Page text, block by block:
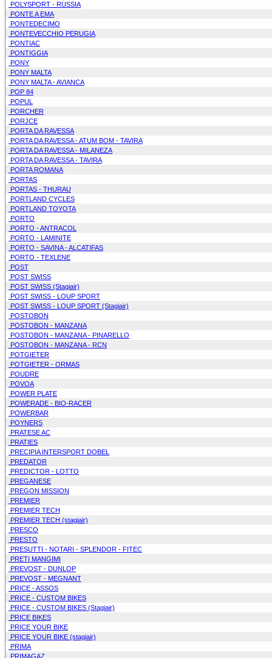
POLYSPORT - RUSSIA
PONTE A EMA
PONTEDECIMO
PONTEVECCHIO PERUGIA
PONTIAC
PONTIGGIA
PONY
PONY MALTA
PONY MALTA - AVIANCA
POP 84
POPUL
PORCHER
PORJCE
PORTA DA RAVESSA
PORTA DA RAVESSA - ATUM BOM - TAVIRA
PORTA DA RAVESSA - MILANEZA
PORTA DA RAVESSA - TAVIRA
PORTA ROMANA
PORTAS
PORTAS - THURAU
PORTLAND CYCLES
PORTLAND TOYOTA
PORTO
PORTO - ANTRACOL
PORTO - LAMINITE
PORTO - SAVINA - ALCATIFAS
PORTO - TEXLENE
POST
POST SWISS
POST SWISS (Stagiair)
POST SWISS - LOUP SPORT
POST SWISS - LOUP SPORT (Stagiair)
POSTOBON
POSTOBON - MANZANA
POSTOBON - MANZANA - PINARELLO
POSTOBON - MANZANA - RCN
POTGIETER
POTGIETER - ORMAS
POUDRE
POVOA
POWER PLATE
POWERADE - BIO-RACER
POWERBAR
POYNERS
PRATESE AC
PRATIES
PRECIPIA INTERSPORT DOBEL
PREDATOR
PREDICTOR - LOTTO
PREGANESE
PREGON MISSION
PREMIER
PREMIER TECH
PREMIER TECH (stagiair)
PRESCO
PRESTO
PRESUTTI - NOTARI - SPLENDOR - FITEC
PRETI MANGIMI
PREVOST - DUNLOP
PREVOST - MEGNANT
PRICE - ASSOS
PRICE - CUSTOM BIKES
PRICE - CUSTOM BIKES (Stagiair)
PRICE BIKES
PRICE YOUR BIKE
PRICE YOUR BIKE (stagiair)
PRIMA
PRIMAGAZ